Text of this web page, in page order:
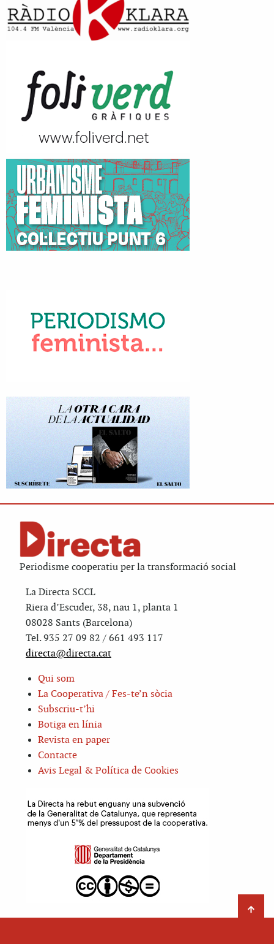
Periodisme cooperatiu per la transformació social
La Directa SCCL
Riera d’Escuder, 38, nau 1, planta 1
08028 Sants (Barcelona)
Tel. 935 27 09 82 / 661 493 117
directa@directa.cat
Qui som
La Cooperativa / Fes-te’n sòcia
Subscriu-t’hi
Botiga en línia
Revista en paper
Contacte
Avis Legal & Política de Cookies